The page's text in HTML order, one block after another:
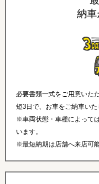
納
必要書類一式をご用意いた
短3日で、お車をご納車いた
※車両状態・車種によって
います。
※最短納期は店舗へ来店可